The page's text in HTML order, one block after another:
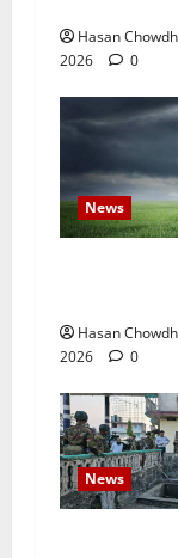
Hasan
2026
0
News
Hasan
2026
0
News